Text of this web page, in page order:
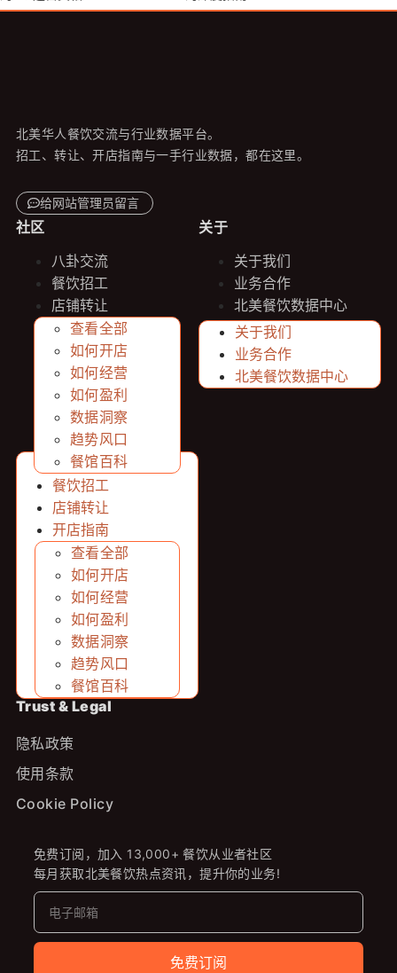
北美华人餐饮交流与行业数据平台。
招工、转让、开店指南与一手行业数据，都在这里。
给网站管理员留言
社区
八卦交流
餐饮招工
店铺转让
开店指南
查看全部
如何开店
如何经营
如何盈利
数据洞察
趋势风口
餐馆百科
八卦交流
餐饮招工
店铺转让
开店指南
查看全部
如何开店
如何经营
如何盈利
数据洞察
趋势风口
餐馆百科
关于
关于我们
业务合作
北美餐饮数据中心
关于我们
业务合作
北美餐饮数据中心
Trust & Legal
隐私政策
使用条款
Cookie Policy
免费订阅，加入 13,000+ 餐饮从业者社区
每月获取北美餐饮热点资讯，提升你的业务!
免费订阅